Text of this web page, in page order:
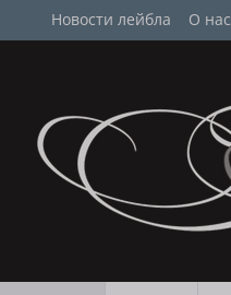
Новости лейбла О нас